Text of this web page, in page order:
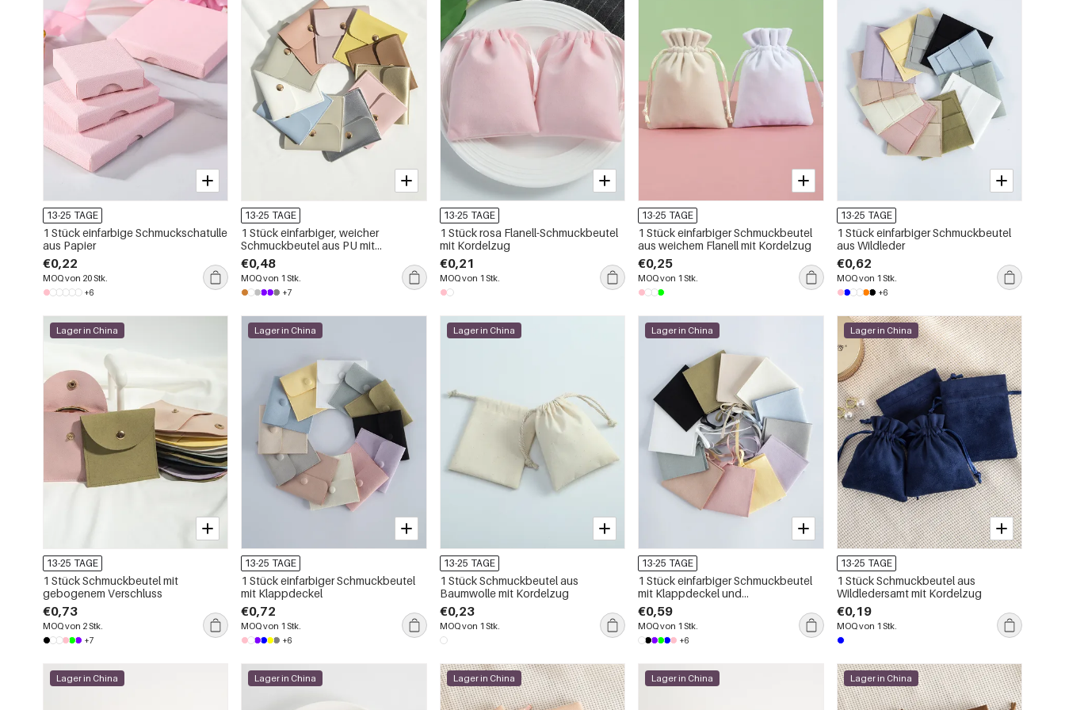
13-25 TAGE
1 Stück einfarbige Schmuckschatulle
aus Papier
€0,22
MOQ von 20 Stk.
+6
13-25 TAGE
1 Stück einfarbiger, weicher
Schmuckbeutel aus PU mit
Klappdeckel
€0,48
MOQ von 1 Stk.
+7
13-25 TAGE
1 Stück rosa Flanell-Schmuckbeutel
mit Kordelzug
€0,21
MOQ von 1 Stk.
13-25 TAGE
1 Stück einfarbiger Schmuckbeutel
aus weichem Flanell mit Kordelzug
€0,25
MOQ von 1 Stk.
13-25 TAGE
1 Stück einfarbiger Schmuckbeutel
aus Wildleder
€0,62
MOQ von 1 Stk.
+6
Lager in China
13-25 TAGE
1 Stück Schmuckbeutel mit
gebogenem Verschluss
€0,73
MOQ von 2 Stk.
+7
Lager in China
13-25 TAGE
1 Stück einfarbiger Schmuckbeutel
mit Klappdeckel
€0,72
MOQ von 1 Stk.
+6
Lager in China
13-25 TAGE
1 Stück Schmuckbeutel aus
Baumwolle mit Kordelzug
€0,23
MOQ von 1 Stk.
Lager in China
13-25 TAGE
1 Stück einfarbiger Schmuckbeutel
mit Klappdeckel und
Bindebandverschluss
€0,59
MOQ von 1 Stk.
+6
Lager in China
13-25 TAGE
1 Stück Schmuckbeutel aus
Wildledersamt mit Kordelzug
€0,19
MOQ von 1 Stk.
Lager in China Lager in China Lager in China Lager in China Lager in China